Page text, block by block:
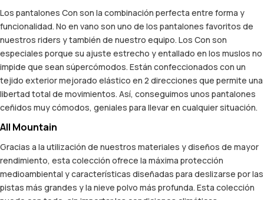
Los pantalones Con son la combinación perfecta entre forma y
funcionalidad. No en vano son uno de los pantalones favoritos de
nuestros riders y también de nuestro equipo. Los Con son
especiales porque su ajuste estrecho y entallado en los muslos no
impide que sean súpercómodos. Están confeccionados con un
tejido exterior mejorado elástico en 2 direcciones que permite una
libertad total de movimientos. Así, conseguimos unos pantalones
ceñidos muy cómodos, geniales para llevar en cualquier situación.
All Mountain
Gracias a la utilización de nuestros materiales y diseños de mayor
rendimiento, esta colección ofrece la máxima protección
medioambiental y características diseñadas para deslizarse por las
pistas más grandes y la nieve polvo más profunda. Esta colección